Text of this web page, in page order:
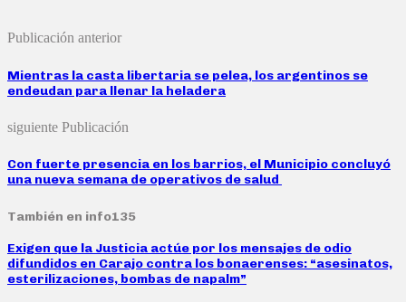
Publicación anterior
Mientras la casta libertaria se pelea, los argentinos se
endeudan para llenar la heladera
siguiente Publicación
Con fuerte presencia en los barrios, el Municipio concluyó
una nueva semana de operativos de salud
También en info135
Exigen que la Justicia actúe por los mensajes de odio
difundidos en Carajo contra los bonaerenses: “asesinatos,
esterilizaciones, bombas de napalm”